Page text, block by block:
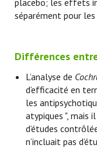
placebo; les effets
séparément pour
Différences
L’analyse de
d’efficacité en
les
atypiques ", mais
d’études
n’incluait pas